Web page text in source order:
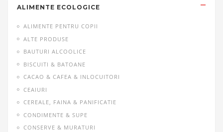
ALIMENTE ECOLOGICE
ALIMENTE PENTRU COPII
ALTE PRODUSE
BAUTURI ALCOOLICE
BISCUITI & BATOANE
CACAO & CAFEA & INLOCUITORI
CEAIURI
CEREALE, FAINA & PANIFICATIE
CONDIMENTE & SUPE
CONSERVE & MURATURI